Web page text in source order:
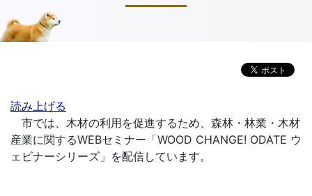
読み上げる
市では、木材の利用を促進するため、森林・林業・木材
産業に関するWEBセミナー「WOOD CHANGE! ODATE ウ
ェビナーシリーズ」を配信しています。